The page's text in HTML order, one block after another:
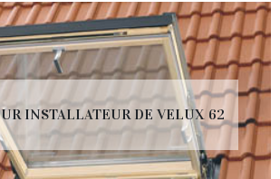
INSTALLATEUR DE VELUX 62